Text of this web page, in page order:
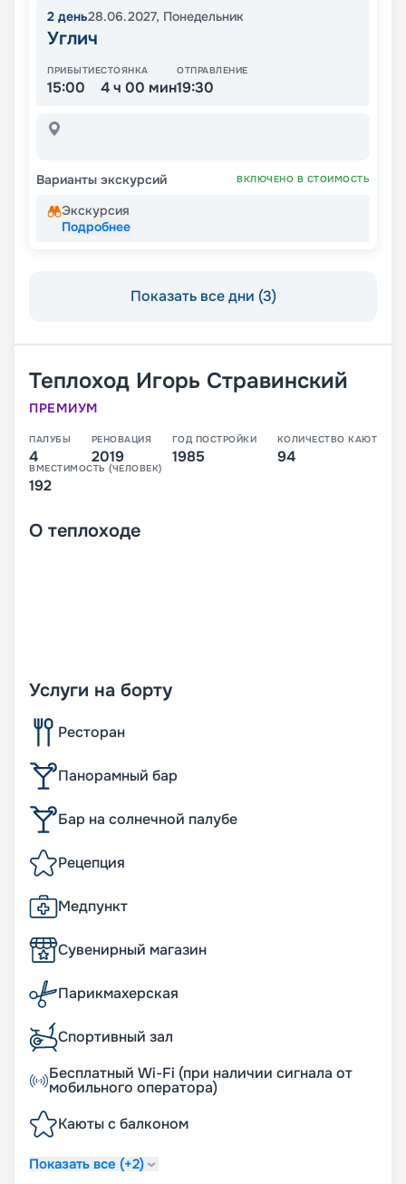
2 день28.06.2027, Понедельник
Углич
ПРИБЫТИЕ
15:00
СТОЯНКА
4 ч 00 мин
ОТПРАВЛЕНИЕ
19:30
Варианты экскурсий ВКЛЮЧЕНО В СТОИМОСТЬ
Экскурсия
Подробнее
Показать все дни (3)
Теплоход Игорь Стравинский
ПРЕМИУМ
ПАЛУБЫ
4
РЕНОВАЦИЯ
2019
ГОД ПОСТРОЙКИ
1985
КОЛИЧЕСТВО КАЮТ
94
ВМЕСТИМОСТЬ (ЧЕЛОВЕК)
192
О теплоходе
Услуги на борту
Ресторан
Панорамный бар
Бар на солнечной палубе
Рецепция
Медпункт
Сувенирный магазин
Парикмахерская
Спортивный зал
Бесплатный Wi-Fi (при наличии сигнала от
мобильного оператора)
Каюты с балконом
Показать все (+2)